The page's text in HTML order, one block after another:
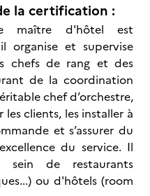
la certification :
maître d'hôtel est
organise et supervise
chefs de rang et des
de la coordination
chef d’orchestre,
clients, les installer à
et s’assurer du
du service. Il
de restaurants
ou d'hôtels (room